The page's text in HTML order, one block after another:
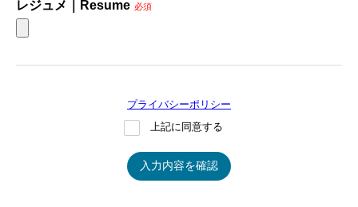
レジュメ｜Resume 必須
プライバシーポリシー
上記に同意する
入力内容を確認